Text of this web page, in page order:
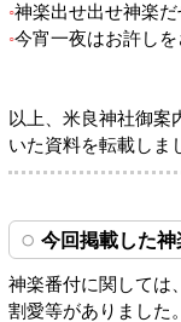
神楽出せ出せ神楽
今宵一夜はお許し
以上、米良神社御案
いた資料を転載しま
今回掲載した
神楽番付に関しては
割愛等がありました。